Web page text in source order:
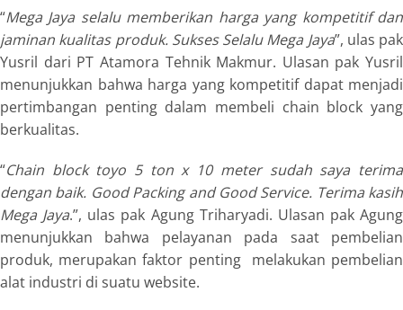
“Mega Jaya selalu memberikan harga yang kompetitif dan
jaminan kualitas produk. Sukses Selalu Mega Jaya”, ulas pak
Yusril dari PT Atamora Tehnik Makmur. Ulasan pak Yusril
menunjukkan bahwa harga yang kompetitif dapat menjadi
pertimbangan penting dalam membeli chain block yang
berkualitas.
“Chain block toyo 5 ton x 10 meter sudah saya terima
dengan baik. Good Packing and Good Service. Terima kasih
Mega Jaya.”, ulas pak Agung Triharyadi. Ulasan pak Agung
menunjukkan bahwa pelayanan pada saat pembelian
produk, merupakan faktor penting melakukan pembelian
alat industri di suatu website.